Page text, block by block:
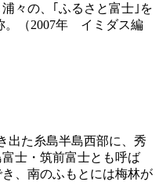
々の、｢ふるさと富士｣を
。（2007年 イミダス編
出た糸島半島西部に、秀
士・筑前富士とも呼ば
、南のふもとには梅林が